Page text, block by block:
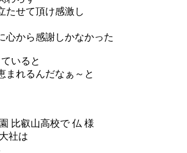
たせて頂け感激し
心から感謝しかなかった
いると
まれるんだなぁ～と
比叡山高校で 仏 様
社は